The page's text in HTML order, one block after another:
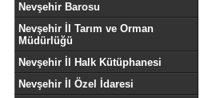
Nevşehir Barosu
Nevşehir İl Tarım ve Orman
Müdürlüğü
Nevşehir İl Halk Kütüphanesi
Nevşehir İl Özel İdaresi